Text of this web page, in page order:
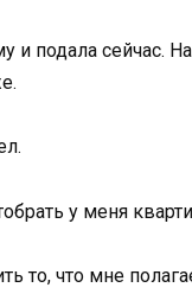
и подала сейчас.
у меня
то, что мне